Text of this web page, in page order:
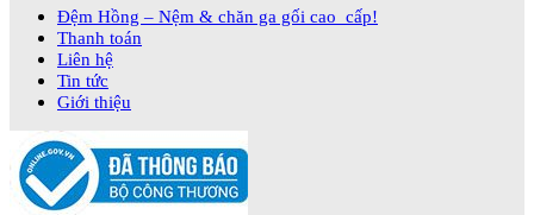
Đệm Hồng – Nệm & chăn ga gối cao cấp!
Thanh toán
Liên hệ
Tin tức
Giới thiệu